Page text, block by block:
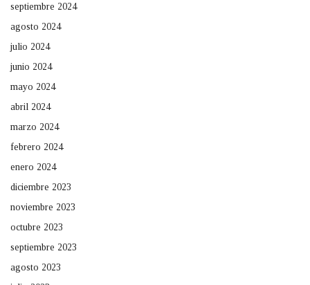
septiembre 2024
agosto 2024
julio 2024
junio 2024
mayo 2024
abril 2024
marzo 2024
febrero 2024
enero 2024
diciembre 2023
noviembre 2023
octubre 2023
septiembre 2023
agosto 2023